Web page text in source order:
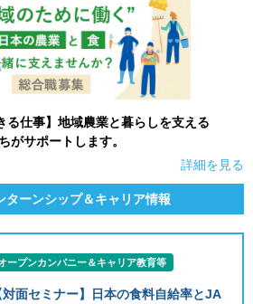
る仕事】地域農業と暮らしを支える
がサポートします。
詳細を見る
ターンシップ＆キャリア情報
ープンカンパニー＆キャリア教育等
対面セミナー】日本の食料自給率とJA